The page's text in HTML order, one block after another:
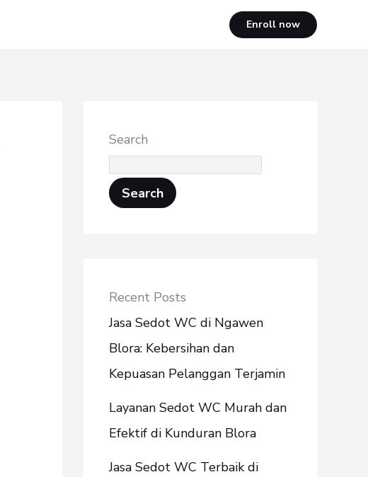
Enroll now
Search
Search
Recent Posts
Jasa Sedot WC di Ngawen
Blora: Kebersihan dan
Kepuasan Pelanggan Terjamin
Layanan Sedot WC Murah dan
Efektif di Kunduran Blora
Jasa Sedot WC Terbaik di